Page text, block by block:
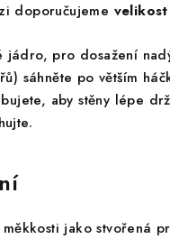
doporučujeme
jádro, pro dosažení
sáhněte po větším
aby stěny lépe
jako stvořená